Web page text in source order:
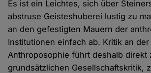
Es ist ein Leichtes, sich über
abstruse Geisteshuberei lustig zu
an den gefestigten Mauern der
Institutionen einfach ab. Kritik an der
Anthroposophie führt deshalb direkt
grundsätzlichen Gesellschaftskritik,